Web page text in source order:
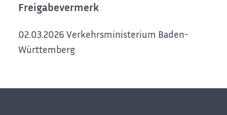
Freigabevermerk
02.03.2026 Verkehrsministerium Baden-
Württemberg